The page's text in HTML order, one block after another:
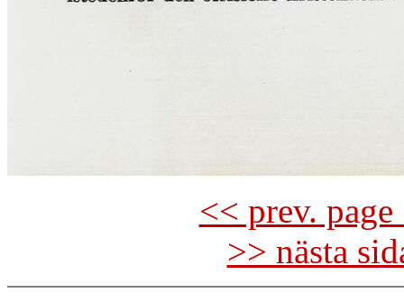
<< prev.
>> nästa